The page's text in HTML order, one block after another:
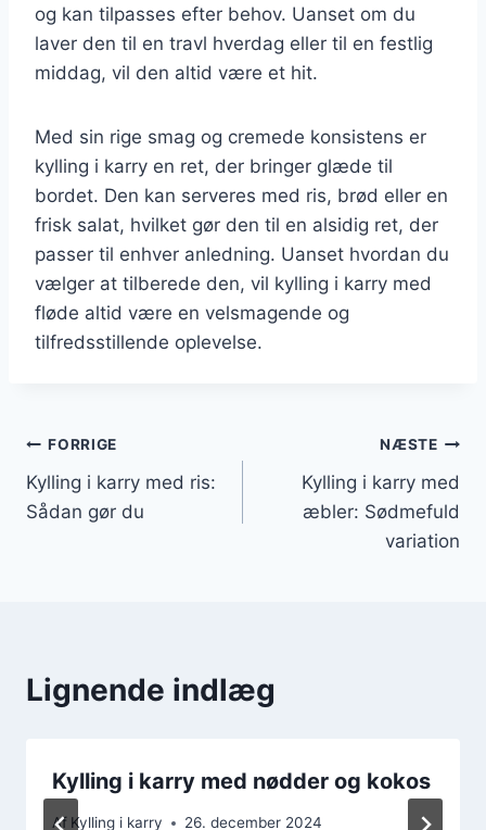
og kan tilpasses efter behov. Uanset om du
laver den til en travl hverdag eller til en festlig
middag, vil den altid være et hit.
Med sin rige smag og cremede konsistens er
kylling i karry en ret, der bringer glæde til
bordet. Den kan serveres med ris, brød eller en
frisk salat, hvilket gør den til en alsidig ret, der
passer til enhver anledning. Uanset hvordan du
vælger at tilberede den, vil kylling i karry med
fløde altid være en velsmagende og
tilfredsstillende oplevelse.
Indlægsnavigation
FORRIGE
Kylling i karry med ris:
Sådan gør du
NÆSTE
Kylling i karry med
æbler: Sødmefuld
variation
Lignende indlæg
Kylling i karry med nødder og kokos
Af Kylling i karry 26. december 2024